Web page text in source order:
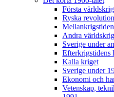
Första
Ryska
Mellankrigstiden
Andra
Sverige under
Efterkrigstidens
Kalla kriget
Sverige under
Ekonomi och
Vetenskap,